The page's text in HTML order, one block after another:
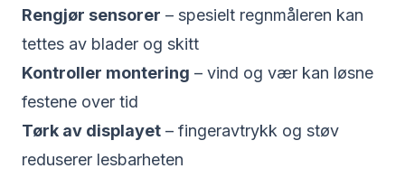
Rengjør sensorer – spesielt regnmåleren kan
tettes av blader og skitt
Kontroller montering – vind og vær kan løsne
festene over tid
Tørk av displayet – fingeravtrykk og støv
reduserer lesbarheten